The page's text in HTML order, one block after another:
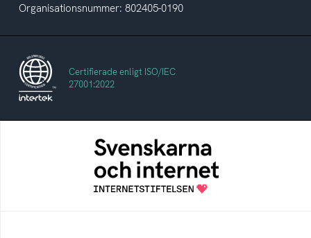
Organisationsnummer: 802405-0190
Certifierade enligt ISO/IEC
27001:2022
Svenskarna och internet
En årlig studie av svenska folkets
internetvanor